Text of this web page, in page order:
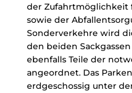
der Zufahrtmöglichkeit
sowie der
Sonderverkehre wird
den beiden
ebenfalls Teile der
angeordnet. Das
erdgeschossig unter